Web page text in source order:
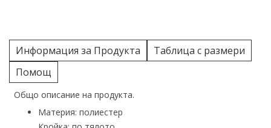
Информация за Продукта
Таблица с размери
Помощ
Общо описание на продукта.
Материя: полиестер